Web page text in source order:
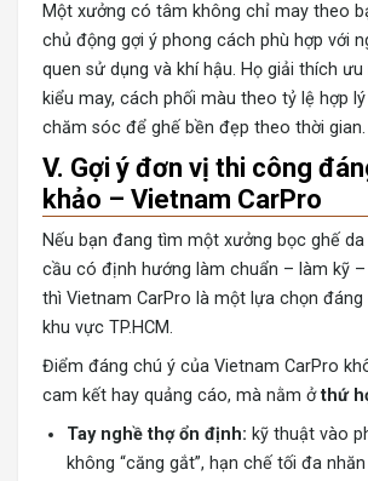
Một xưởng có tâm không chỉ may theo
chủ động gợi ý phong cách phù hợp với
quen sử dụng và khí hậu. Họ giải thích
kiểu may, cách phối màu theo tỷ lệ hợp
chăm sóc để ghế bền đẹp theo thời gian.
V. Gợi ý đơn vị thi công
khảo – Vietnam CarPro
Nếu bạn đang tìm một xưởng bọc ghế
cầu có định hướng làm chuẩn – làm kỹ
thì Vietnam CarPro là một lựa chọn
khu vực TP.HCM.
Điểm đáng chú ý của Vietnam CarPro
cam kết hay quảng cáo, mà nằm ởthứ
Tay nghề thợ ổn định: kỹ thuật vào
không “căng gắt”, hạn chế tối đa